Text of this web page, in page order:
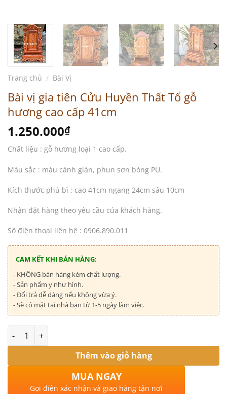
Trang chủ / Bài Vị
Bài vị gia tiên Cửu Huyền Thất Tổ gỗ
hương cao cấp 41cm
1.250.000₫
Chất liệu : gỗ hương loại 1 cao cấp.
Màu sắc : màu cánh gián, phun sơn bóng PU.
Kích thước phủ bì : cao 41cm ngang 24cm sâu 10cm
Nhận đặt hàng theo yêu cầu của khách hàng.
Số điện thoại liên hệ : 0906.890.011
CAM KẾT KHI BÁN HÀNG:
- KHÔNG bán hàng kém chất lượng.
- Sản phẩm y như hình.
- Đổi trả dễ dàng nếu không vừa ý.
- Sẽ có mặt tại nhà bạn từ 1-5 ngày làm việc.
Số lượng
Thêm vào giỏ hàng
MUA NGAY
Gọi điện xác nhận và giao hàng tận nơi